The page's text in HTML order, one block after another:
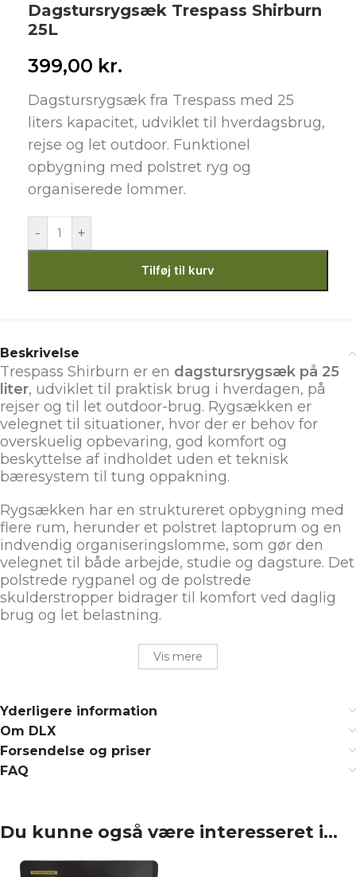
Dagstursrygsæk Trespass Shirburn
25L
399,00 kr.
Dagstursrygsæk fra Trespass med 25
liters kapacitet, udviklet til hverdagsbrug,
rejse og let outdoor. Funktionel
opbygning med polstret ryg og
organiserede lommer.
- +
Tilføj til kurv
Beskrivelse
Trespass Shirburn er en dagstursrygsæk på 25
liter, udviklet til praktisk brug i hverdagen, på
rejser og til let outdoor-brug. Rygsækken er
velegnet til situationer, hvor der er behov for
overskuelig opbevaring, god komfort og
beskyttelse af indholdet uden et teknisk
bæresystem til tung oppakning.
Rygsækken har en struktureret opbygning med
flere rum, herunder et polstret laptoprum og en
indvendig organiseringslomme, som gør den
velegnet til både arbejde, studie og dagsture. Det
polstrede rygpanel og de polstrede
skulderstropper bidrager til komfort ved daglig
brug og let belastning.
Vis mere
Yderligere information
Om DLX
Forsendelse og priser
FAQ
Du kunne også være interesseret i…